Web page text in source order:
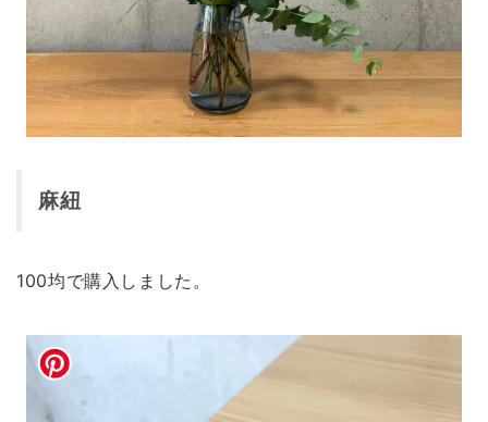
麻紐
100均で購入しました。